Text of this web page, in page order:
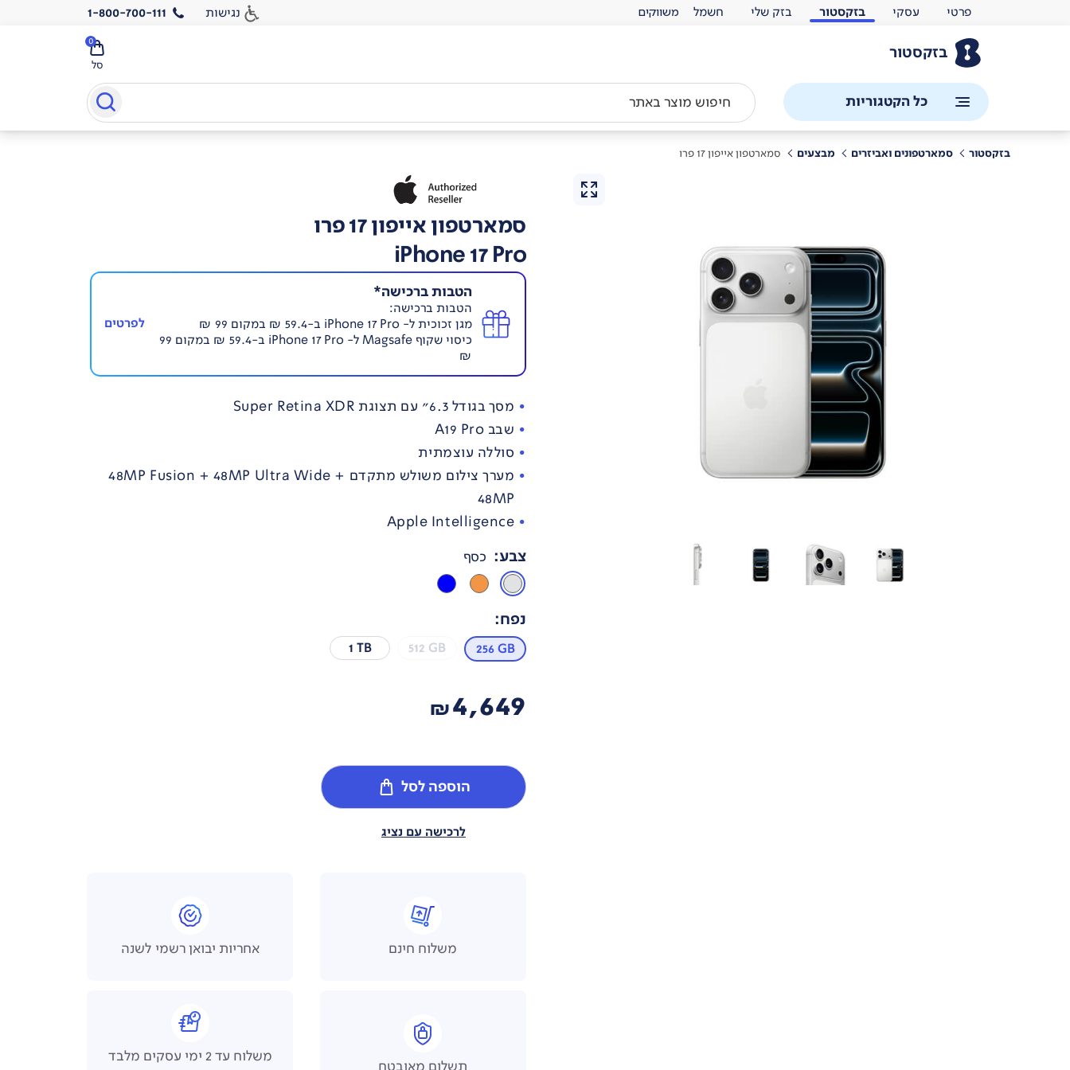
פרטי עסקי בזקסטור בזק שלי חשמל נגישות 1-800-700-111
בזקסטור
סל
0
כל הקטגוריות
בזקסטור סמארטפונים ואביזרים מבצעים סמארטפון אייפון 17 פרו
סמארטפון אייפון 17 פרו
iPhone 17 Pro
הטבות ברכישה*
הטבות ברכישה:
מגן זכוכית ל- iPhone 17 Pro ב-59.4 ₪ במקום 99 ₪
כיסוי שקוף Magsafe ל- iPhone 17 Pro ב-59.4 ₪ במקום 99
₪
לפרטים
מסך בגודל 6.3" עם תצוגת Super Retina XDR
שבב A19 Pro
סוללה עוצמתית
מערך צילום משולש מתקדם 48MP Fusion + 48MP Ultra Wide +
48MP
Apple Intelligence
צבע: כסף
נפח:
256 GB
512 GB
1 TB
4,649
₪
הוספה לסל
לרכישה עם נציג
משלוח חינם אחריות יבואן רשמי לשנה
תשלום מאובטח
משלוח עד 2 ימי עסקים מלבד
משווקים